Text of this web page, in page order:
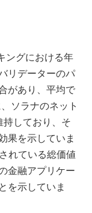
ングにおける年
リデーターのパ
があり、平均で
ソラナのネット
しており、そ
果を示していま
れている総価値
金融アプリケー
を示していま